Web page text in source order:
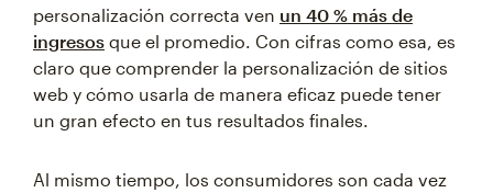
personalización correcta ven un 40 % más de
ingresos que el promedio. Con cifras como esa, es
claro que comprender la personalización de sitios
web y cómo usarla de manera eficaz puede tener
un gran efecto en tus resultados finales.
Al mismo tiempo, los consumidores son cada vez